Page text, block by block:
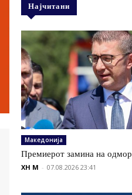
Најчитани
Македонија
Премиерот замина на одмор
XH M - 07.08.2026 23:41